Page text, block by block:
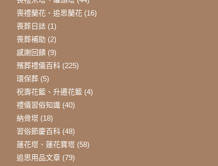
喪禮蘭花、追思蘭花(16)
喪葬日誌(1)
喪葬補助 (2)
感謝回饋(9)
殯葬禮儀百科(225)
環保葬(5)
祝壽花籃、升遷花籃(4)
禮儀習俗知識(40)
納骨塔(18)
習俗節慶百科(48)
蓮花塔、蓮花寶塔(58)
追思用品文章(79)